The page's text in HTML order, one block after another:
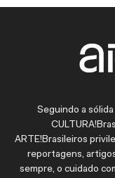
Seguindo a
ARTE!Brasileiros
reportagens,
sempre, o cuidado